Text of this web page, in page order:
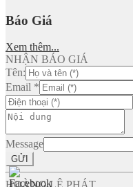
Báo Giá
Xem thêm...
NHẬN BÁO GIÁ
Tên:
Email *
Message
GỬI